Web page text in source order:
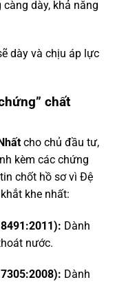
dày, khả năng
dày và chịu áp lực
chất
cho chủ đầu tư,
kèm các chứng
chốt hồ sơ vì Đệ
khe nhất:
Dành
nước.
Dành